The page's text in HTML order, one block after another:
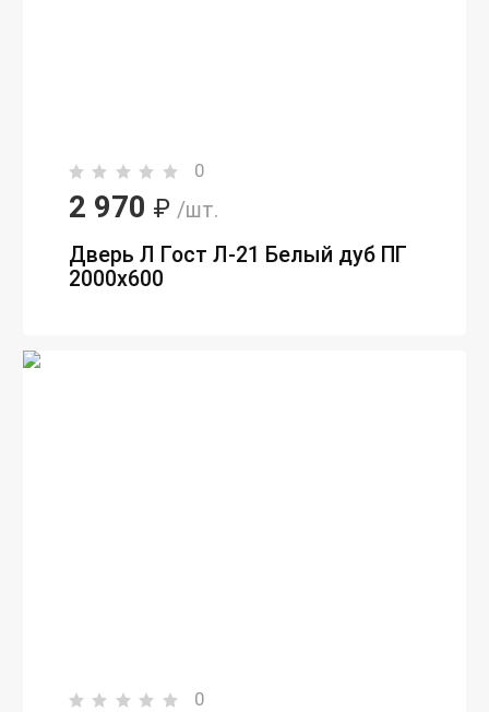
0
2 970 ₽ /шт.
Дверь Л Гост Л-21 Белый дуб ПГ
2000х600
0